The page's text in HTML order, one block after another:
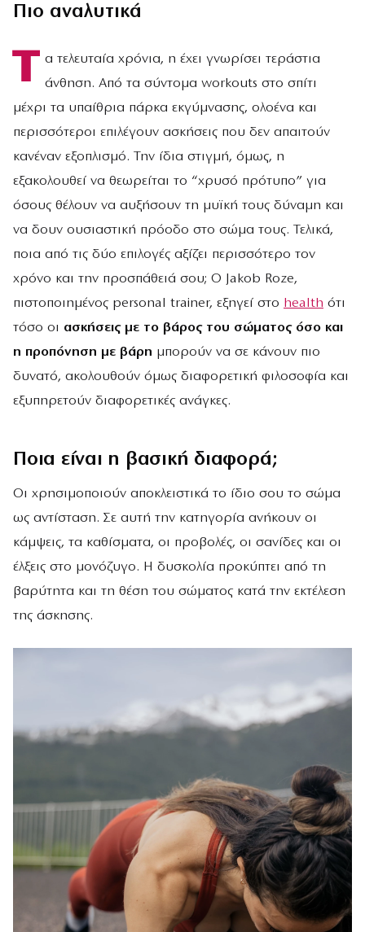
Πιο αναλυτικά
Τ α τελευταία χρόνια, η έχει γνωρίσει τεράστια
άνθηση. Από τα σύντομα workouts στο σπίτι
μέχρι τα υπαίθρια πάρκα εκγύμνασης, ολοένα και
περισσότεροι επιλέγουν ασκήσεις που δεν απαιτούν
κανέναν εξοπλισμό. Την ίδια στιγμή, όμως, η
εξακολουθεί να θεωρείται το “χρυσό πρότυπο” για
όσους θέλουν να αυξήσουν τη μυϊκή τους δύναμη και
να δουν ουσιαστική πρόοδο στο σώμα τους. Τελικά,
ποια από τις δύο επιλογές αξίζει περισσότερο τον
χρόνο και την προσπάθειά σου; Ο Jakob Roze,
πιστοποιημένος personal trainer, εξηγεί στο health ότι
τόσο οι ασκήσεις με το βάρος του σώματος όσο και
η προπόνηση με βάρη μπορούν να σε κάνουν πιο
δυνατό, ακολουθούν όμως διαφορετική φιλοσοφία και
εξυπηρετούν διαφορετικές ανάγκες.
Ποια είναι η βασική διαφορά;
Οι χρησιμοποιούν αποκλειστικά το ίδιο σου το σώμα
ως αντίσταση. Σε αυτή την κατηγορία ανήκουν οι
κάμψεις, τα καθίσματα, οι προβολές, οι σανίδες και οι
έλξεις στο μονόζυγο. Η δυσκολία προκύπτει από τη
βαρύτητα και τη θέση του σώματος κατά την εκτέλεση
της άσκησης.